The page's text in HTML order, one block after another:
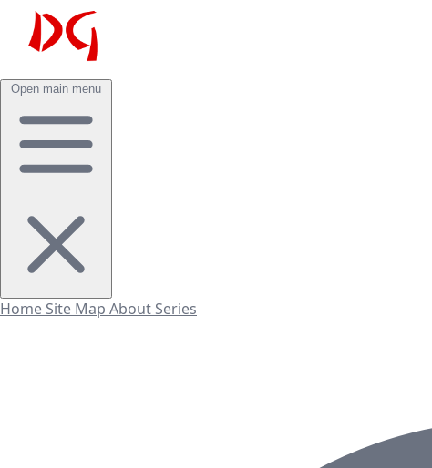
Open main menu
Home Site Map About Series